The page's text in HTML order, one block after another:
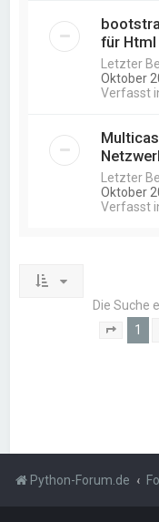
für Html
Letzter
Oktober
Verfasst
Letzter
Oktober
Verfasst
Die Suche
Seite
1
Python-Forum.de